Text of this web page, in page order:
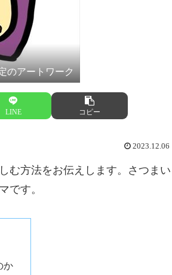
のアートワーク
LINE コピー
2023.12.06
む方法をお伝えします。さつまい
です。
か